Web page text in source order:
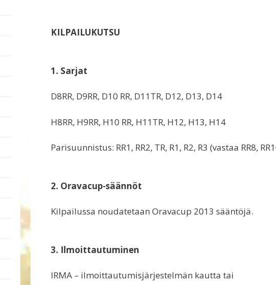
KILPAILUKUTSU
1. Sarjat
D8RR, D9RR, D10 RR, D11TR, D12, D13, D14
H8RR, H9RR, H10 RR, H11TR, H12, H13, H14
Parisuunnistus: RR1, RR2, TR, R1, R2, R3 (vastaa RR8,
2. Oravacup-säännöt
Kilpailussa noudatetaan Oravacup 2013 sääntöjä.
3. Ilmoittautuminen
IRMA – ilmoittautumisjärjestelmän kautta tai